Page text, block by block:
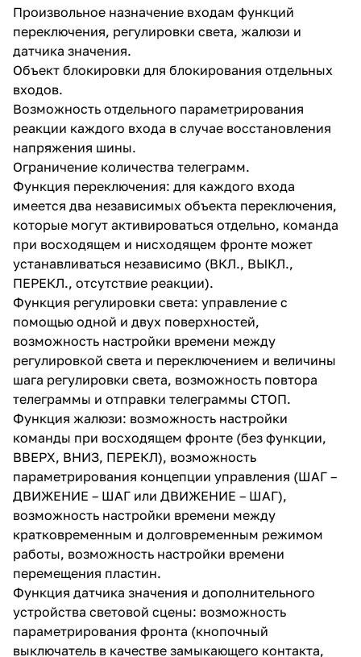
Произвольное назначение входам функций
переключения, регулировки света, жалюзи и
датчика значения.
Объект блокировки для блокирования отдельных
входов.
Возможность отдельного параметрирования
реакции каждого входа в случае восстановления
напряжения шины.
Ограничение количества телеграмм.
Функция переключения: для каждого входа
имеется два независимых объекта переключения,
которые могут активироваться отдельно, команда
при восходящем и нисходящем фронте может
устанавливаться независимо (ВКЛ., ВЫКЛ.,
ПЕРЕКЛ., отсутствие реакции).
Функция регулировки света: управление с
помощью одной и двух поверхностей,
возможность настройки времени между
регулировкой света и переключением и величины
шага регулировки света, возможность повтора
телеграммы и отправки телеграммы СТОП.
Функция жалюзи: возможность настройки
команды при восходящем фронте (без функции,
ВВЕРХ, ВНИЗ, ПЕРЕКЛ), возможность
параметрирования концепции управления (ШАГ –
ДВИЖЕНИЕ – ШАГ или ДВИЖЕНИЕ – ШАГ),
возможность настройки времени между
кратковременным и долговременным режимом
работы, возможность настройки времени
перемещения пластин.
Функция датчика значения и дополнительного
устройства световой сцены: возможность
параметрирования фронта (кнопочный
выключатель в качестве замыкающего контакта,